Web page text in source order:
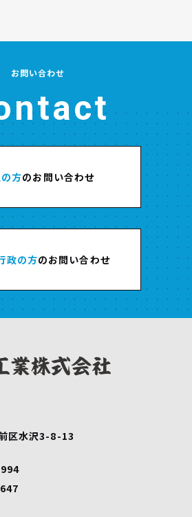
お問い合わせ
方のお問い合わせ
政の方のお問い合わせ
区水沢3-8-13